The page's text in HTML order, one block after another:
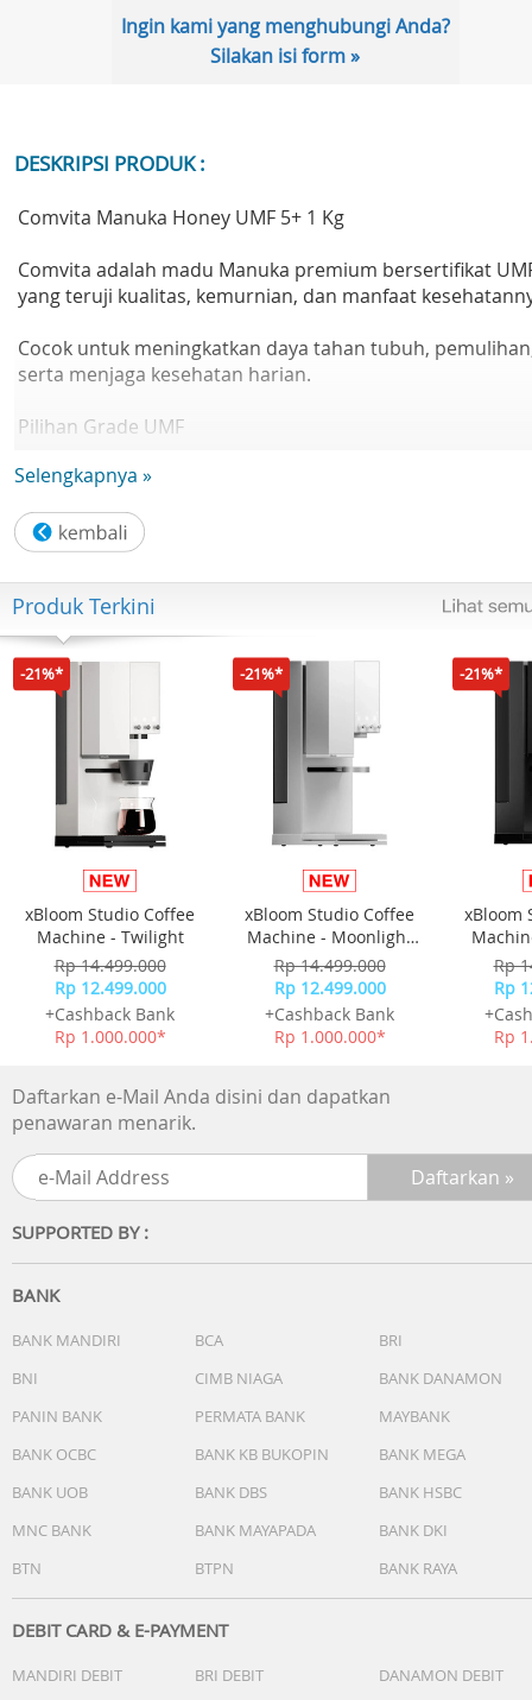
Ingin kami yang menghubungi Anda?
Silakan isi form »
DESKRIPSI PRODUK :
Comvita Manuka Honey UMF 5+ 1 Kg
Comvita adalah madu Manuka premium bersertifikat
yang teruji kualitas, kemurnian, dan manfaat
Cocok untuk meningkatkan daya tahan tubuh,
serta menjaga kesehatan harian.
Pilihan Grade UMF
UMF™ 5+ : konsumsi harian
UMF™ 10+ : imunitas & antioksidan lebih tinggi
UMF™ 15+ : kesehatan intensif
UMF™ 20+ : manfaat terapeutik tingkat premium
- Meningkatkan daya tahan tubuh
- Membantu meredakan sakit tenggorokan dan flu
- Mendukung kesehatan pencernaan
- Mengandung antibakteri alami MGO tinggi
- Cocok untuk anak & dewasa
- Rasa khas madu Manuka yang lembut dan premium
Selengkapnya »
Produk Terkini
-21%*
xBloom Studio Coffee
Machine - Twilight
Rp 14.499.000
Rp 12.499.000
+Cashback Bank
Rp 1.000.000*
-21%*
xBloom Studio Coffee
Machine - Moonlight
White
Rp 14.499.000
Rp 12.499.000
+Cashback Bank
Rp 1.000.000*
-21%*
xBloom
Rp
Rp
Rp
Daftarkan e-Mail Anda disini dan dapatkan
penawaran menarik.
SUPPORTED BY :
BANK
BANK MANDIRI BCA
BRI
BNI
CIMB NIAGA
BANK DANAMON
PANIN BANK
PERMATA BANK
MAYBANK
BANK OCBC
BANK KB BUKOPIN
BANK MEGA
BANK UOB
BANK DBS
BANK HSBC
MNC BANK
BANK MAYAPADA
BANK DKI
BTN
BTPN BANK RAYA
DEBIT CARD & E-PAYMENT
MANDIRI DEBIT BRI DEBIT
DANAMON DEBIT